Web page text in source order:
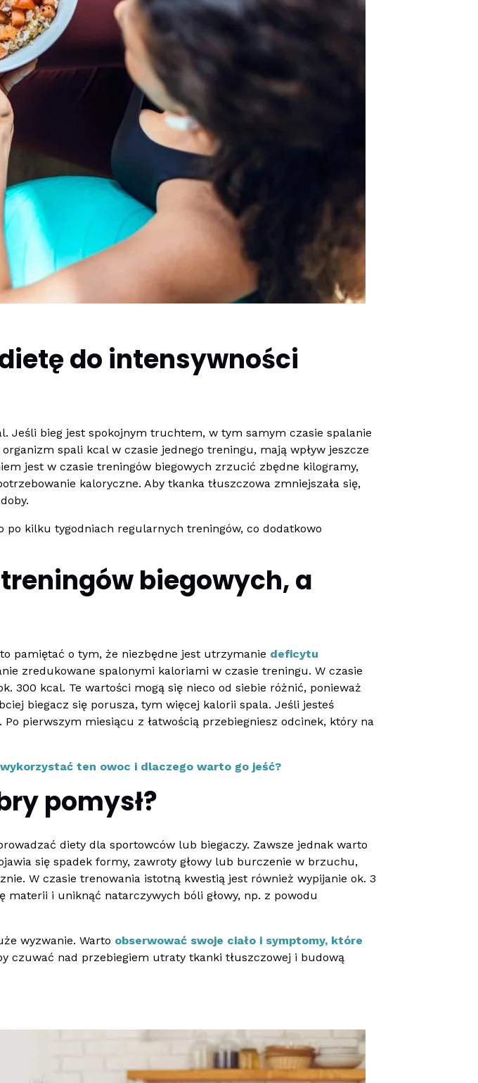
do intensywności
Jeśli bieg jest spokojnym truchtem, w tym samym czasie spalanie
spali kcal w czasie jednego treningu, mają wpływ jeszcze
jest w czasie treningów biegowych zrzucić zbędne kilogramy,
kaloryczne. Aby tkanka tłuszczowa zmniejszała się,
po kilku tygodniach regularnych treningów, co dodatkowo
biegowych, a
pamiętać o tym, że niezbędne jest utrzymanie deficytu
zredukowane spalonymi kaloriami w czasie treningu. W czasie
300 kcal. Te wartości mogą się nieco od siebie różnić, ponieważ
biegacz się porusza, tym więcej kalorii spala. Jeśli jesteś
pierwszym miesiącu z łatwością przebiegniesz odcinek, który na
ten owoc i dlaczego warto go jeść?
pomysł?
diety dla sportowców lub biegaczy. Zawsze jednak warto
się spadek formy, zawroty głowy lub burczenie w brzuchu,
W czasie trenowania istotną kwestią jest również wypijanie ok. 3
i uniknąć natarczywych bóli głowy, np. z powodu
wyzwanie. Warto obserwować swoje ciało i symptomy, które
czuwać nad przebiegiem utraty tkanki tłuszczowej i budową